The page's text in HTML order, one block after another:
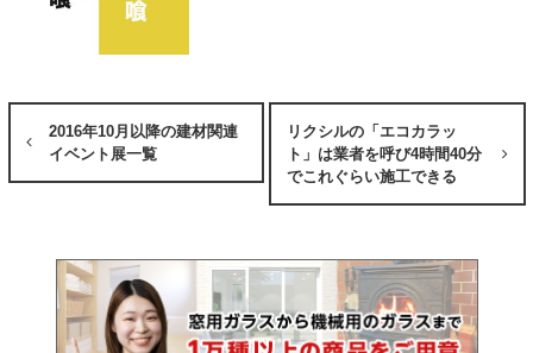
2016年10月以降の建材関連
イベント展一覧
リクシルの「エコカラッ
ト」は業者を呼び4時間40分
でこれぐらい施工できる